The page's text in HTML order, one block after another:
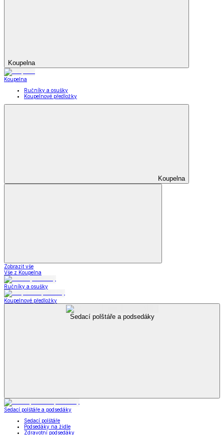
Koupelna
Koupelna
Ručníky a osušky
Koupelnové předložky
Koupelna
Zobrazit vše
Vše z Koupelna
Ručníky a osušky
Koupelnové předložky
Sedací polštáře a podsedáky
Sedací polštáře a podsedáky
Sedací polštáře
Podsedáky na židle
Zdravotní podsedáky